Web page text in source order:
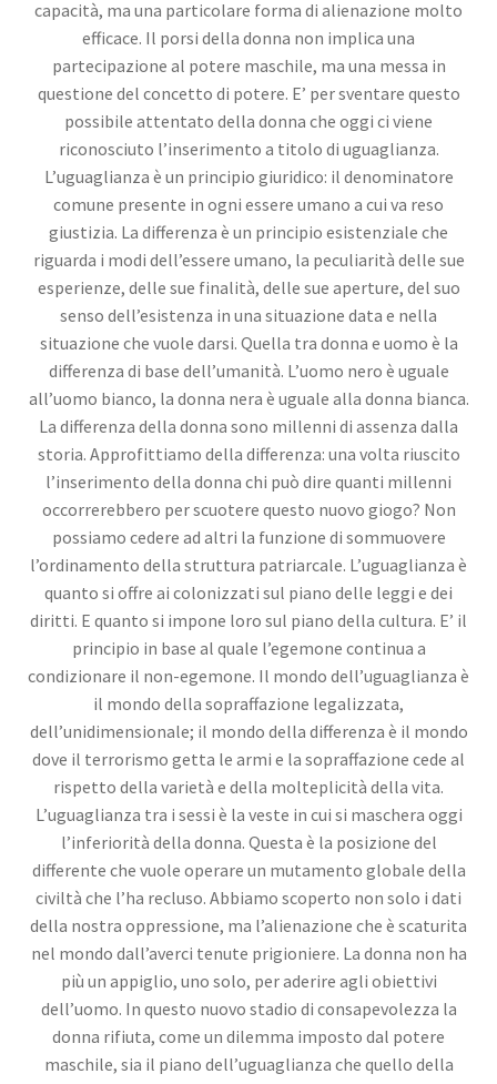
capacità, ma una particolare forma di alienazione molto
efficace. Il porsi della donna non implica una
partecipazione al potere maschile, ma una messa in
questione del concetto di potere. E’ per sventare questo
possibile attentato della donna che oggi ci viene
riconosciuto l’inserimento a titolo di uguaglianza.
L’uguaglianza è un principio giuridico: il denominatore
comune presente in ogni essere umano a cui va reso
giustizia. La differenza è un principio esistenziale che
riguarda i modi dell’essere umano, la peculiarità delle sue
esperienze, delle sue finalità, delle sue aperture, del suo
senso dell’esistenza in una situazione data e nella
situazione che vuole darsi. Quella tra donna e uomo è la
differenza di base dell’umanità. L’uomo nero è uguale
all’uomo bianco, la donna nera è uguale alla donna bianca.
La differenza della donna sono millenni di assenza dalla
storia. Approfittiamo della differenza: una volta riuscito
l’inserimento della donna chi può dire quanti millenni
occorrerebbero per scuotere questo nuovo giogo? Non
possiamo cedere ad altri la funzione di sommuovere
l’ordinamento della struttura patriarcale. L’uguaglianza è
quanto si offre ai colonizzati sul piano delle leggi e dei
diritti. E quanto si impone loro sul piano della cultura. E’ il
principio in base al quale l’egemone continua a
condizionare il non-egemone. Il mondo dell’uguaglianza è
il mondo della sopraffazione legalizzata,
dell’unidimensionale; il mondo della differenza è il mondo
dove il terrorismo getta le armi e la sopraffazione cede al
rispetto della varietà e della molteplicità della vita.
L’uguaglianza tra i sessi è la veste in cui si maschera oggi
l’inferiorità della donna. Questa è la posizione del
differente che vuole operare un mutamento globale della
civiltà che l’ha recluso. Abbiamo scoperto non solo i dati
della nostra oppressione, ma l’alienazione che è scaturita
nel mondo dall’averci tenute prigioniere. La donna non ha
più un appiglio, uno solo, per aderire agli obiettivi
dell’uomo. In questo nuovo stadio di consapevolezza la
donna rifiuta, come un dilemma imposto dal potere
maschile, sia il piano dell’uguaglianza che quello della